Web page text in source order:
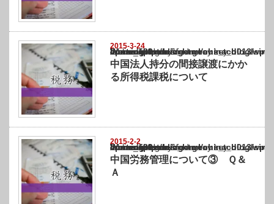
2015-3-24
Warning
: Undefined array key "show_category" in
/home/netst/kuno-cpa.co.jp/public_html/china_blog/wp-content/themes/
on line183
中国法人持分の間接譲渡にかか
る所得税課税について
2015-2-2
Warning
: Undefined array key "show_category" in
/home/netst/kuno-cpa.co.jp/public_html/china_blog/wp-content/themes/
on line183
中国労務管理について③ Ｑ＆
Ａ